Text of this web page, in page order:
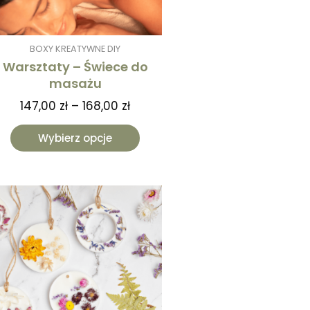
BOXY KREATYWNE DIY
Warsztaty – Świece do
masażu
147,00 zł – 168,00 zł
Wybierz opcje
stronie
produktu